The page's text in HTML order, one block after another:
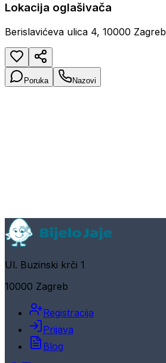
Lokacija oglašivača
Berislavićeva ulica 4, 10000 Zagreb
Poruka Nazovi
Ul. Buzinski krči 1
10000 Zagreb
Registracija
Prijava
Blog